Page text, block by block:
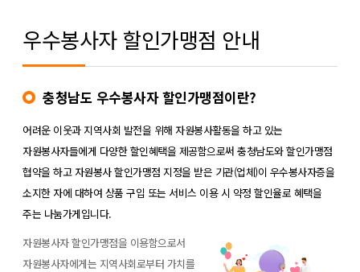
우수봉사자 할인가맹점 안내
충청남도 우수봉사자 할인가맹점이란?
어려운 이웃과 지역사회 발전을 위해 자원봉사활동을 하고 있는
자원봉사자들에게 다양한 할인혜택을 제공함으로써 충청남도와 할인가맹점
협약을 하고 자원봉사 할인가맹점 지정을 받은 기관(업체)이 우수봉사자증을
소지한 자에 대하여 상품 구입 또는 서비스 이용 시 약정 할인율로 혜택을
주는 나눔가게입니다.
자원봉사자 할인가맹점을 이용함으로서
자원봉사자에게는 지역사회로부터 가치를